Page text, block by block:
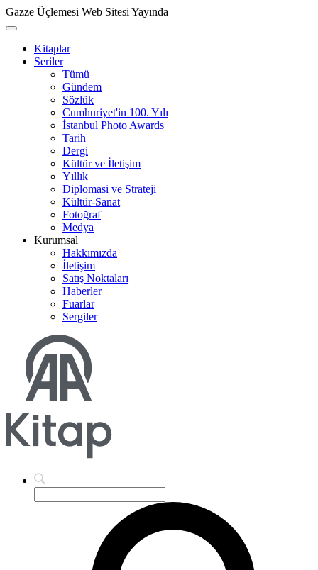
Gazze Üçlemesi Web Sitesi Yayında
Kitaplar
Seriler
Tümü
Gündem
Sözlük
Cumhuriyet'in 100. Yılı
İstanbul Photo Awards
Tarih
Dergi
Kültür ve İletişim
Yıllık
Diplomasi ve Strateji
Kültür-Sanat
Fotoğraf
Medya
Kurumsal
Hakkımızda
İletişim
Satış Noktaları
Haberler
Fuarlar
Sergiler